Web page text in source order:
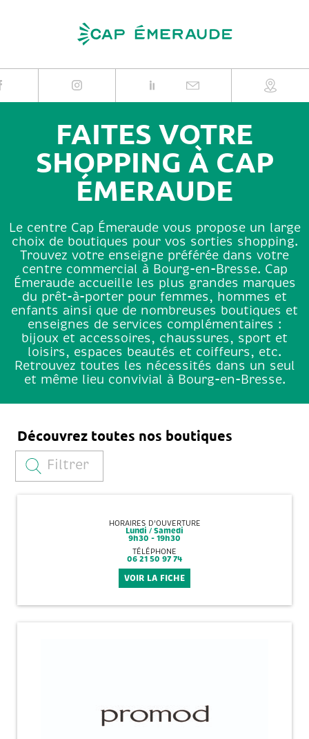
FAITES VOTRE
SHOPPING À CAP
ÉMERAUDE
Le centre Cap Émeraude vous propose un large
choix de boutiques pour vos sorties shopping.
Trouvez votre enseigne préférée dans votre
centre commercial à Bourg-en-Bresse. Cap
Émeraude accueille les plus grandes marques
du prêt-à-porter pour femmes, hommes et
enfants ainsi que de nombreuses boutiques et
enseignes de services complémentaires :
bijoux et accessoires, chaussures, sport et
loisirs, espaces beautés et coiffeurs, etc.
Retrouvez toutes les nécessités dans un seul
et même lieu convivial à Bourg-en-Bresse.
Découvrez toutes nos boutiques
Filtrer
HORAIRES D'OUVERTURE
Lundi / Samedi
9h30 - 19h30
TÉLÉPHONE
06 21 50 97 74
VOIR LA FICHE